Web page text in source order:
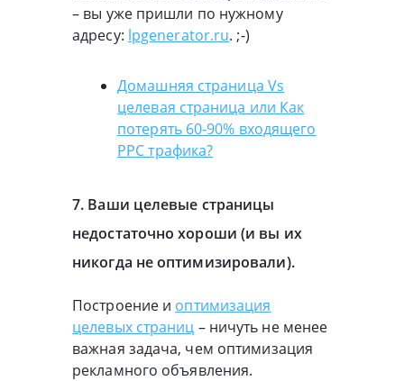
– вы уже пришли по нужному
адресу: lpgenerator.ru. ;-)
Домашняя страница Vs
целевая страница или Как
потерять 60-90% входящего
PPC трафика?
7. Ваши целевые страницы
недостаточно хороши (и вы их
никогда не оптимизировали).
Построение и оптимизация
целевых страниц – ничуть не менее
важная задача, чем оптимизация
рекламного объявления.